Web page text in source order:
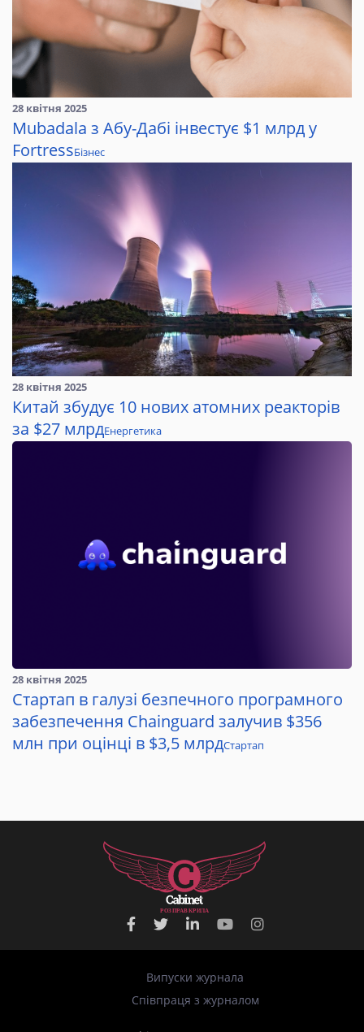
28 квітня 2025
Mubadala з Абу-Дабі інвестує $1 млрд у
FortressБізнес
28 квітня 2025
Китай збудує 10 нових атомних реакторів
за $27 млрдЕнергетика
28 квітня 2025
Стартап в галузі безпечного програмного
забезпечення Chainguard залучив $356
млн при оцінці в $3,5 млрдСтартап
РОЗПРАВКРИЛА
Випуски журнала
Співпраця з журналом